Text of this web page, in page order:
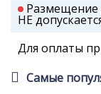
НЕ
Для оплаты
Самые